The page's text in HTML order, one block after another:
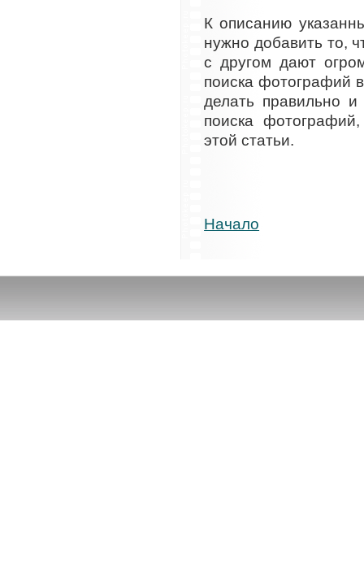
К описанию
нужно добавить то,
с другом дают
поиска фотографий
делать правильно
поиска
этой статьи.
Начало